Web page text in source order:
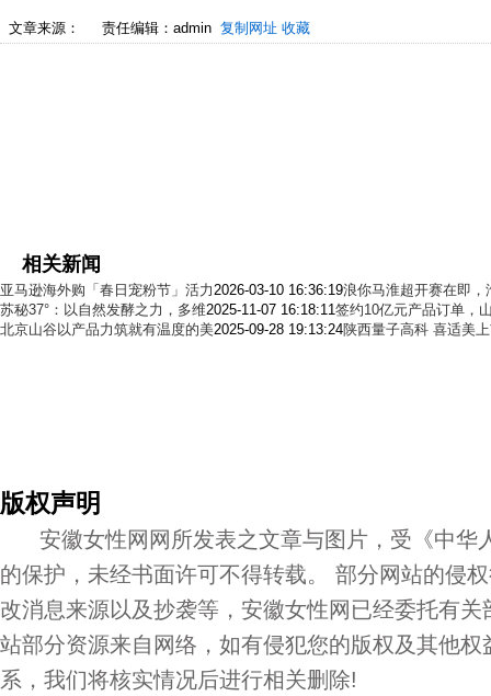
文章来源： 责任编辑：admin 复制网址 收藏
相关新闻
亚马逊海外购「春日宠粉节」活力2026-03-10 16:36:19浪你马淮超开赛在即，
苏秘37°：以自然发酵之力，多维2025-11-07 16:18:11签约10亿元产品订单，
北京山谷以产品力筑就有温度的美2025-09-28 19:13:24陕西量子高科 喜适美
版权声明
安徽女性网网所发表之文章与图片，受《中华
的保护，未经书面许可不得转载。 部分网站的侵
改消息来源以及抄袭等，安徽女性网已经委托有
站部分资源来自网络，如有侵犯您的版权及其他权
系，我们将核实情况后进行相关删除!